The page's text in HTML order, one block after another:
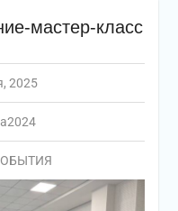
мастер-класс
2025